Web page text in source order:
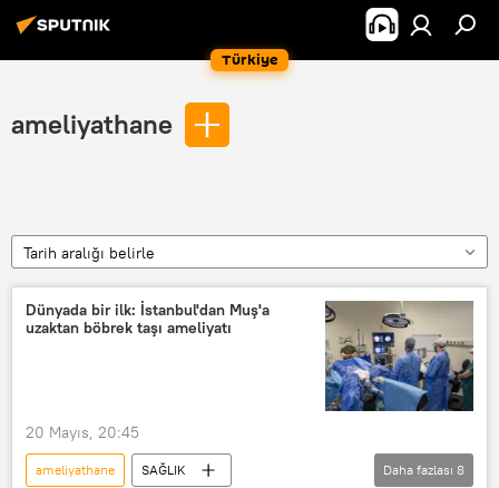
Türkiye
ameliyathane
Tarih aralığı belirle
Dünyada bir ilk: İstanbul'dan Muş'a
uzaktan böbrek taşı ameliyatı
20 Mayıs, 20:45
ameliyathane
SAĞLIK
Daha fazlası 8